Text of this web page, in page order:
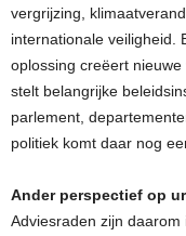
vergrijzing,
internationale veiligheid.
oplossing creëert
stelt belangrijke
parlement,
politiek komt daar nog
Ander perspectief op
Adviesraden zijn